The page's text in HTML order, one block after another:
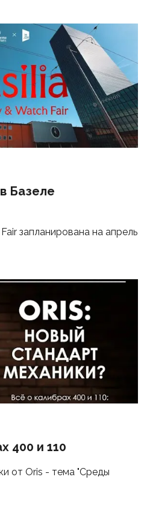
Базеле
запланирована на апрель
400 и 110
от Oris - тема "Среды